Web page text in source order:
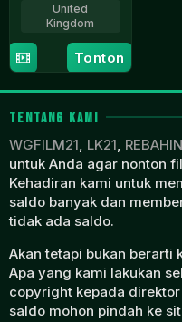
United
Kingdom
7
Dec
2023
Aylin
Tezel
Tonton
TENTANG KAMI
WGFILM21, LK21, REBAHIN
untuk Anda agar nonton
Kehadiran kami untuk
saldo banyak dan
tidak ada saldo.
Akan tetapi bukan berarti
Apa yang kami lakukan
copyright kepada
saldo mohon pindah ke